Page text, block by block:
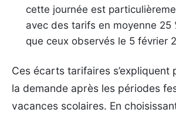
cette journée est
avec des tarifs en moyenne 25
que ceux observés le 5 février
Ces écarts tarifaires s’expliquent
la demande après les périodes
vacances scolaires. En